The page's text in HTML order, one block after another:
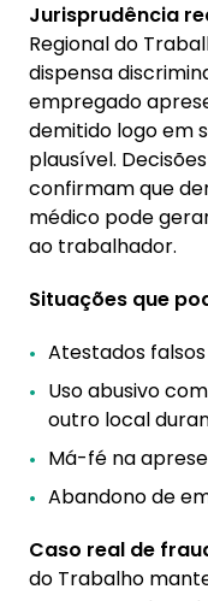
Jurisprudência
Regional do
dispensa
empregado
demitido logo em
plausível.
confirmam que
médico pode
ao trabalhador.
Situações que
Atestados
Uso abusivo
outro local
Má-fé na
Abandono de
Caso real de
do Trabalho